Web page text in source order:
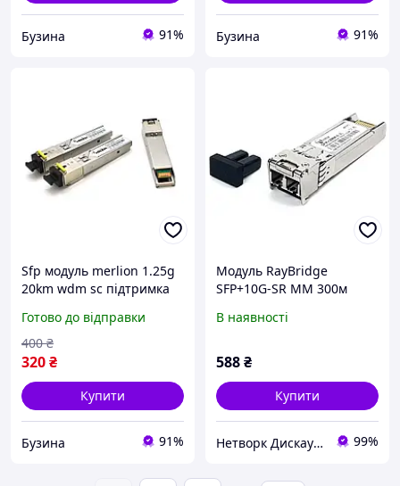
Бузина 91% Бузина 91%
Sfp модуль merlion 1.25g
20km wdm sc підтримка
Готово до відправки
320₴
400 ₴
Купити
Бузина 91%
Модуль RayBridge
SFP+10G-SR MM 300м
В наявності
588₴
Купити
Нетворк Дискаунт 99%